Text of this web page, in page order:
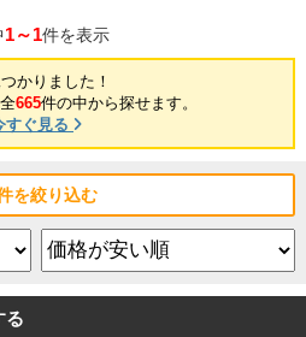
1～1件を表示
かりました！
665件の中から探せます。
すぐ見る
を絞り込む
る